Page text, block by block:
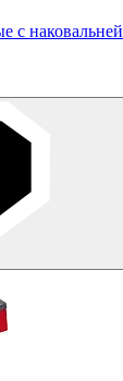
с наковальней